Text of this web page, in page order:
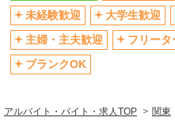
未経験歓迎
大学生歓迎
主婦・主夫歓迎
フリータ
ブランクOK
アルバイト・バイト・求人TOP 関東